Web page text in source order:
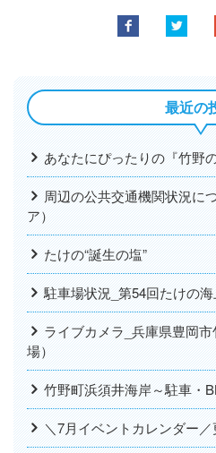
最近の
あなたにぴったりの『竹野
周辺の公共交通機関状況に
ア）
たけの“誕生の塩”
駐車場状況_第54回たけの
ライブカメラ_兵庫県豊岡
場）
竹野町浜須井海岸～駐車・
＼7月イベントカレンダー